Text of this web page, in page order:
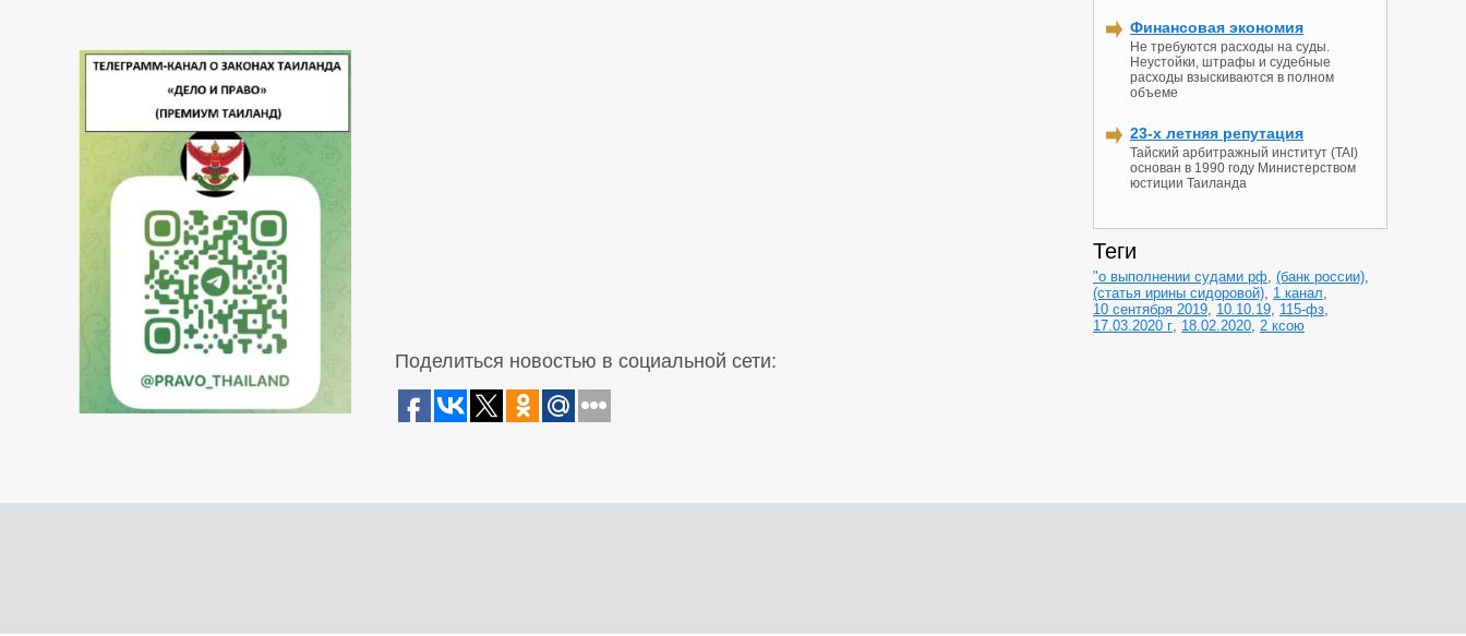
Финансовая экономия
Не требуются расходы на суды.
Неустойки, штрафы и судебные
расходы взыскиваются в полном
объеме
23-х летняя репутация
Тайский арбитражный институт (TAI)
основан в 1990 году Министерством
юстиции Таиланда
Теги
"о выполнении судами рф, (банк россии),
(статья ирины сидоровой), 1 канал,
10 сентября 2019, 10.10.19, 115-фз,
17.03.2020 г, 18.02.2020, 2 ксою
Поделиться новостью в социальной сети: